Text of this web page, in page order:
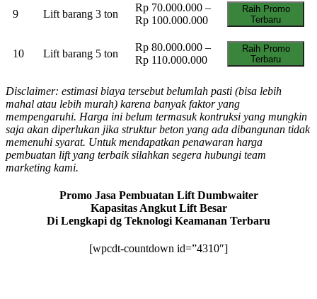
9 Lift barang 3 ton
Rp 70.000.000 –
Rp 100.000.000
Raih Promo
Terbaru
10 Lift barang 5 ton
Rp 80.000.000 –
Rp 110.000.000
Raih Promo
Terbaru
Disclaimer: estimasi biaya tersebut belumlah pasti (bisa lebih
mahal atau lebih murah) karena banyak faktor yang
mempengaruhi. Harga ini belum termasuk kontruksi yang mungkin
saja akan diperlukan jika struktur beton yang ada dibangunan tidak
memenuhi syarat. Untuk mendapatkan penawaran harga
pembuatan lift yang terbaik silahkan segera hubungi team
marketing kami.
Promo Jasa Pembuatan Lift Dumbwaiter
Kapasitas Angkut Lift Besar
Di Lengkapi dg Teknologi Keamanan Terbaru
[wpcdt-countdown id=”4310″]